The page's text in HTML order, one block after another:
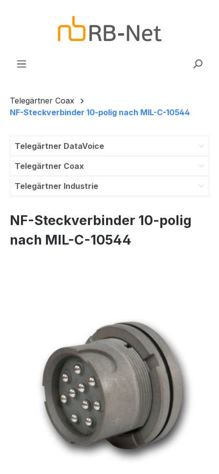
Telegärtner Coax
NF-Steckverbinder 10-polig nach MIL-C-10544
Telegärtner DataVoice
Telegärtner Coax
Telegärtner Industrie
NF-Steckverbinder 10-polig
nach MIL-C-10544